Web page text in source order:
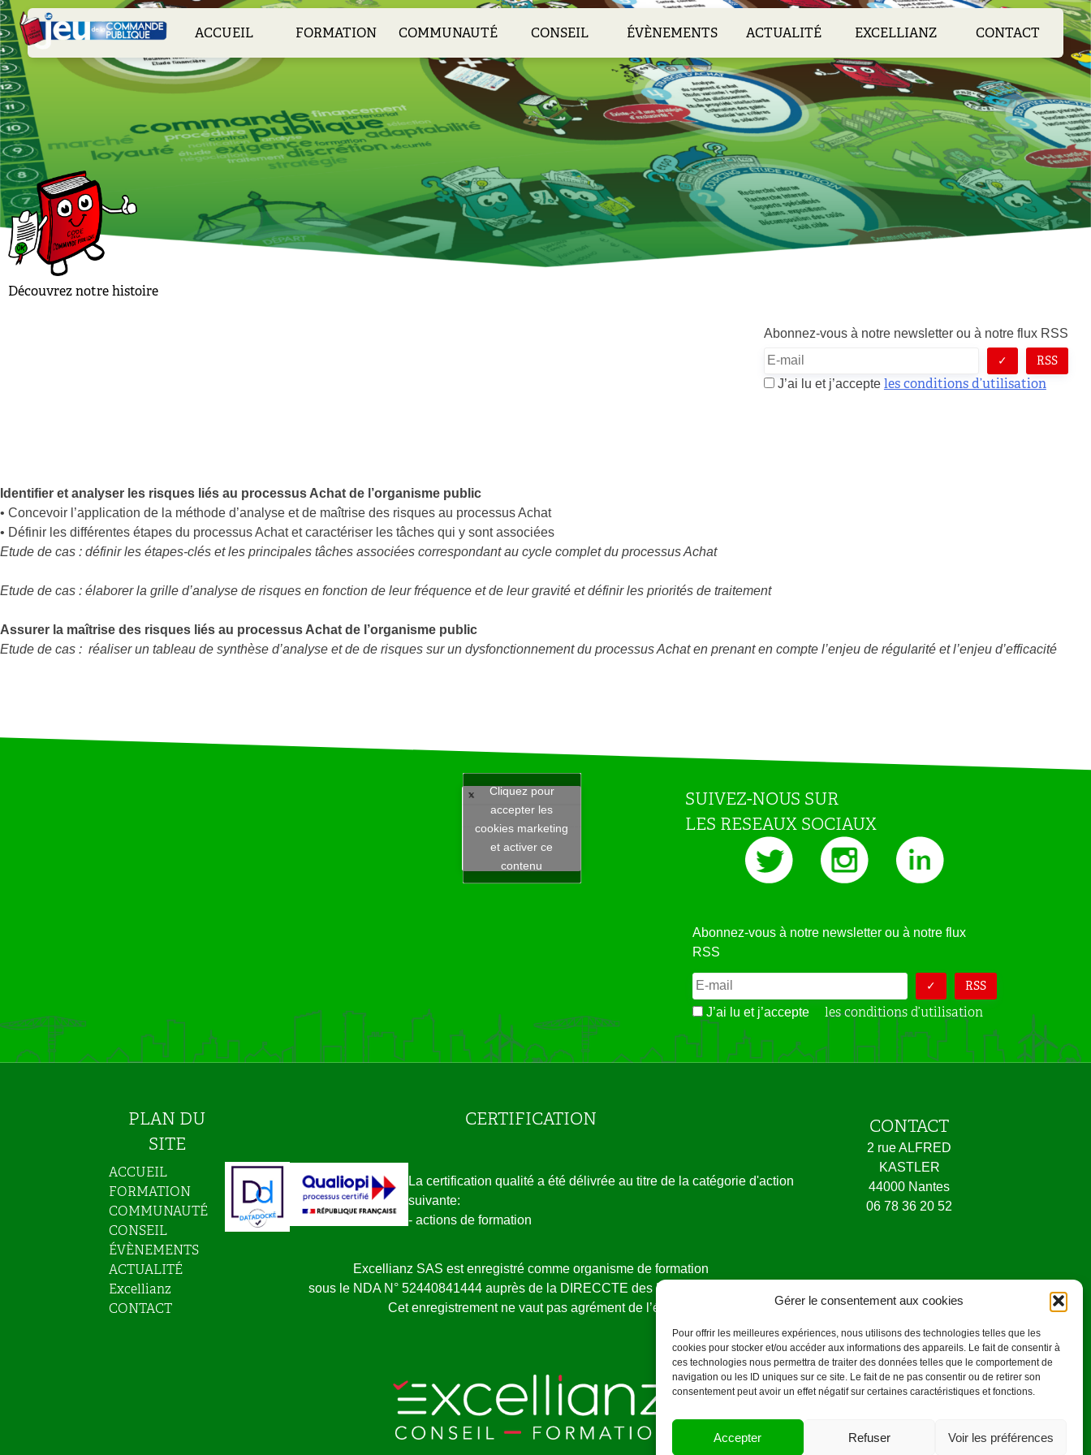
Gérer le consentement aux cookies
Pour offrir les meilleures expériences, nous utilisons des technologies telles que les
cookies pour stocker et/ou accéder aux informations des appareils. Le fait de consentir à
ces technologies nous permettra de traiter des données telles que le comportement de
navigation ou les ID uniques sur ce site. Le fait de ne pas consentir ou de retirer son
consentement peut avoir un effet négatif sur certaines caractéristiques et fonctions.
Accepter Refuser Voir les préférences
Skip
to
content
ACCUEIL FORMATION COMMUNAUTÉ CONSEIL ÉVÈNEMENTS ACTUALITÉ EXCELLIANZ CONTACT
Découvrez notre histoire
Abonnez-vous à notre newsletter ou à notre flux RSS
RSS
J’ai lu et j’accepte les conditions d’utilisation
Identifier et analyser les risques liés au processus Achat de l’organisme public
• Concevoir l’application de la méthode d’analyse et de maîtrise des risques au processus Achat
• Définir les différentes étapes du processus Achat et caractériser les tâches qui y sont associées
Etude de cas : définir les étapes-clés et les principales tâches associées correspondant au cycle complet du processus Achat
Etude de cas : élaborer la grille d’analyse de risques en fonction de leur fréquence et de leur gravité et définir les priorités de traitement
Assurer la maîtrise des risques liés au processus Achat de l’organisme public
Etude de cas : réaliser un tableau de synthèse d’analyse et de de risques sur un dysfonctionnement du processus Achat en prenant en compte l’enjeu de régularité et l’enjeu d’efficacité
Tweets by JeuAchat
Cliquez pour
accepter les
cookies marketing
et activer ce
contenu
SUIVEZ-NOUS SUR
LES RESEAUX SOCIAUX
Abonnez-vous à notre newsletter ou à notre flux
RSS
RSS
J’ai lu et j’accepte les conditions d’utilisation
PLAN DU
SITE
ACCUEIL
FORMATION
COMMUNAUTÉ
CONSEIL
ÉVÈNEMENTS
ACTUALITÉ
Excellianz
CONTACT
CERTIFICATION
La certification qualité a été délivrée au titre de la catégorie d'action
suivante:
- actions de formation
Excellianz SAS est enregistré comme organisme de formation
sous le NDA N° 52440841444 auprès de la DIRECCTE des Pays de la Loire.
Cet enregistrement ne vaut pas agrément de l’état
CONTACT
2 rue ALFRED
KASTLER
44000 Nantes
06 78 36 20 52